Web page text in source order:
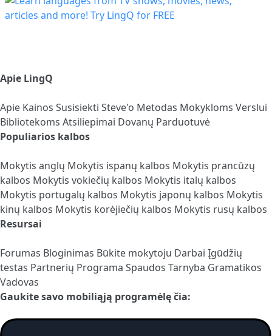
Apie LingQ
Apie Kainos Susisiekti Steve'o Metodas Mokykloms Verslui
Bibliotekoms Atsiliepimai Dovanų Parduotuvė
Populiarios kalbos
Mokytis anglų Mokytis ispanų kalbos Mokytis prancūzų
kalbos Mokytis vokiečių kalbos Mokytis italų kalbos
Mokytis portugalų kalbos Mokytis japonų kalbos Mokytis
kinų kalbos Mokytis korėjiečių kalbos Mokytis rusų kalbos
Resursai
Forumas Bloginimas Būkite mokytoju Darbai Įgūdžių
testas Partnerių Programa Spaudos Tarnyba Gramatikos
Vadovas
Gaukite savo mobiliąją programėlę čia: